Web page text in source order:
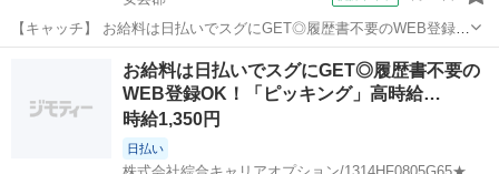
【キャッチ】 お給料は日払いでスグにGET◎履歴書不要のWEB登録
OK！「自動車部品の入出庫作業」高時給1800円！向洋周辺！20代～
40代のスタッフが多数活躍中★ 【コメント】 製造のお仕事をお探しの
方必見！ 「経験な...
仕分け
お給料は日払いでスグにGET◎履歴書不要の
WEB登録OK！「ピッキング」高時給…
時給1,350円
日払い